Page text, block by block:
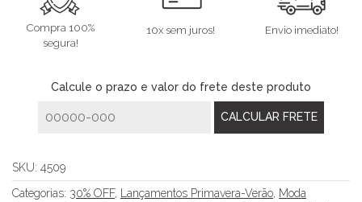
Compra 100%
segura!
10x sem juros! Envio imediato!
Calcule o prazo e valor do frete deste produto
SKU: 4509
Categorias: 30% OFF, Lançamentos Primavera-Verão, Moda